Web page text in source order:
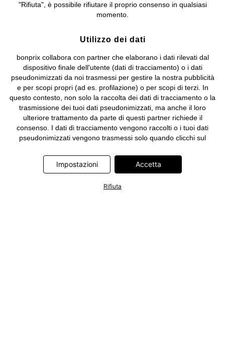
"Rifiuta", è possibile rifiutare il proprio consenso in qualsiasi
momento.
Utilizzo dei dati
bonprix collabora con partner che elaborano i dati rilevati dal
dispositivo finale dell'utente (dati di tracciamento) o i dati
pseudonimizzati da noi trasmessi per gestire la nostra pubblicità
e per scopi propri (ad es. profilazione) o per scopi di terzi. In
questo contesto, non solo la raccolta dei dati di tracciamento o la
trasmissione dei tuoi dati pseudonimizzati, ma anche il loro
ulteriore trattamento da parte di questi partner richiede il
consenso. I dati di tracciamento vengono raccolti o i tuoi dati
pseudonimizzati vengono trasmessi solo quando clicchi sul
seguenti società: Adjust GmbH, Criteo SA, Google Ireland
Limited, Hurra Communications GmbH, ID5 Technology Ltd,
Limited, Pinterest Europe Limited, RTB-House GmbH, TikTok
Impostazioni Accetta
Rifiuta